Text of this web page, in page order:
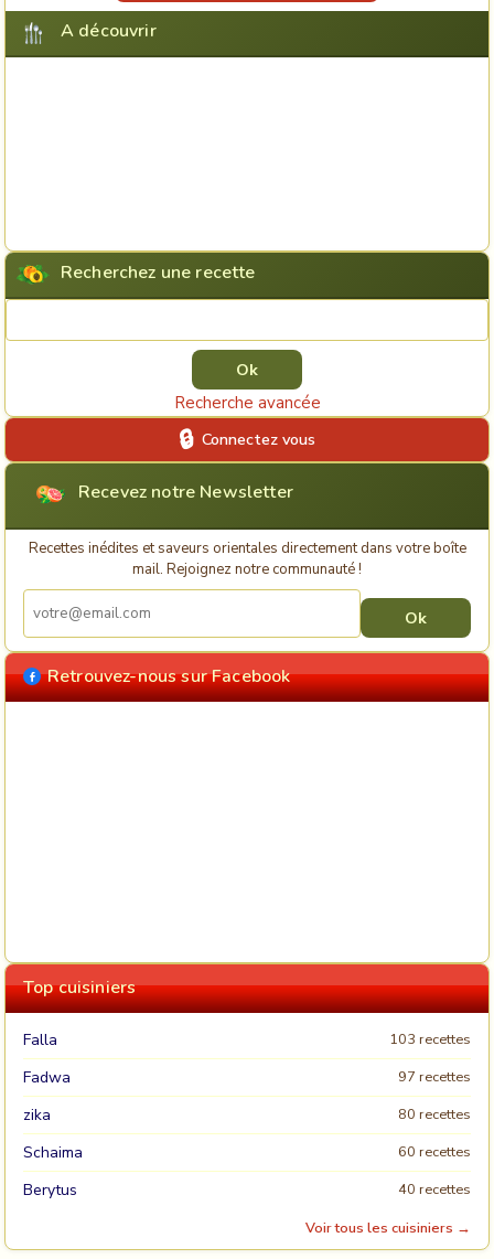
A découvrir
Recherchez une recette
Recherche avancée
Connectez vous
Recevez notre Newsletter
Recettes inédites et saveurs orientales directement dans votre boîte
mail. Rejoignez notre communauté !
Retrouvez-nous sur Facebook
Top cuisiniers
Falla 103 recettes
Fadwa 97 recettes
zika 80 recettes
Schaima 60 recettes
Berytus
40 recettes
Voir tous les cuisiniers →